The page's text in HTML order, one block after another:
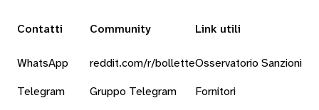
Contatti
WhatsApp
Telegram
Community
reddit.com/r/bollette
Gruppo Telegram
Link utili
Osservatorio Sanzioni
Fornitori